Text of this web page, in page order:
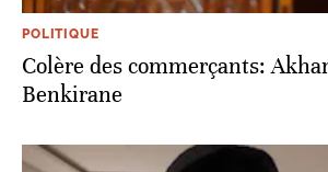
POLITIQUE
Colère des commerçants:
Benkirane